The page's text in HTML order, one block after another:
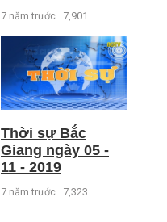
7 năm trước 7,901
Thời sự Bắc
Giang ngày 05 -
11 - 2019
7 năm trước 7,323